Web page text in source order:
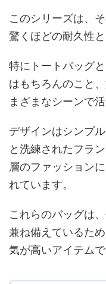
このシリーズは、
驚くほどの耐久性
特にトートバッグ
はもちろんのこと
まざまなシーンで活
デザインはシンプ
と洗練されたフラ
層のファッション
れています。
これらのバッグは
兼ね備えているた
気が高いアイテムで